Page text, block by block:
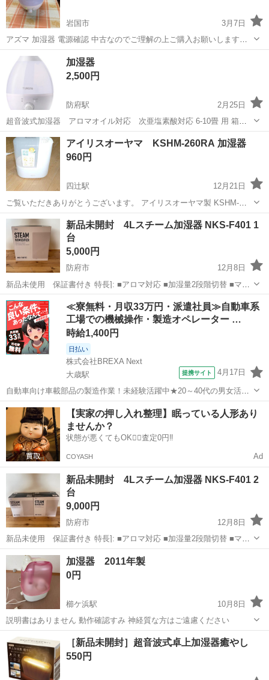
岩国市
3月7日
アズマ 加湿器 電源確認 中古なのでご理解の上ご購入お願いします。
神経質な方、完璧を求める方、ご遠慮ください❗️ プロフィールを見て❗️
メッセージ問い合わせをお願いします。 地域未登録の方、地域をメッ
セージお願いします...
山口 季節、空調家電
加湿器
2,500円
防府駅
2月25日
超音波式加湿器 アロマオイル対応 次亜塩素酸対応 6-10畳 用 箱に
少しダメージがありますが未使用です！ 使わないので出品します！
山口 防府市 防府駅 季節、空調家電 アロマオイル
アイリスオーヤマ KSHM-260RA 加湿器
960円
四辻駅
12月21日
ご覧いただきありがとうございます。 アイリスオーヤマ製 KSHM-
260RA 加湿器 中古です。 あまり使用しないまま箱に収納しておりま
した。 取扱説明書はありません。 使用前に内部清掃等されたほうが良
いかもしれません。よ...
山口 山口市 四辻駅 アイリスオーヤマ
新品未開封 4Lスチーム加湿器 NKS-F401 1
台
5,000円
防府市
12月8日
新品未使用 保証書付き 特長]: ■アロマ対応 ■加湿量2段階切替 ■マグ
ネットプラグ [仕様]: ■最大加湿量:380ml ■適用床面積:木造約6畳/プレ
ハブ洋室約9畳 ■連続使用約22時間(弱運転時) ■サイズ:W2...
山口 防府市 季節、空調家電 スチーム
≪寮無料・月収33万円・派遣社員≫自動車系
工場での機械操作・製造オペレーター …
時給1,400円
日払い
株式会社BREXA Next
大歳駅
提携サイト 4月17日
自動車向け車載部品の製造作業！未経験活躍中★20～40代の男女活躍
中！友達同士での応募OK！備品付きワンルーム寮費無料！赴任旅費会
社負担！生活支援物資事前対応可◎格安食堂利用可！年間休日135日
♪《山口県山口市》 人気の工...
山口 山口市 大歳駅 その他
【実家の押し入れ整理】眠っている人形あり
ませんか？
状態が悪くてもOK🙆‍♀️査定0円‼️
COYASH Ad
新品未開封 4Lスチーム加湿器 NKS-F401 2
台
9,000円
防府市
12月8日
新品未使用 保証書付き 特長]: ■アロマ対応 ■加湿量2段階切替 ■マグ
ネットプラグ [仕様]: ■最大加湿量:380ml ■適用床面積:木造約6畳/プレ
ハブ洋室約9畳 ■連続使用約22時間(弱運転時) ■サイズ:W2...
山口 防府市 季節、空調家電
加湿器 2011年製
0円
櫛ケ浜駅
10月8日
説明書はありません 動作確認すみ 神経質な方はご遠慮ください
山口 櫛ケ浜駅 季節、空調家電 ありません
［新品未開封］超音波式卓上加湿器癒やし
550円